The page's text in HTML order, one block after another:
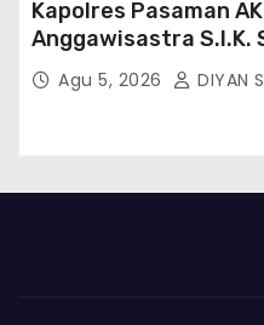
Kapolres Pasaman
Anggawisastra S.I.K.
Kepala Cakrawala Tv
Agu 5, 2026 DIYAN